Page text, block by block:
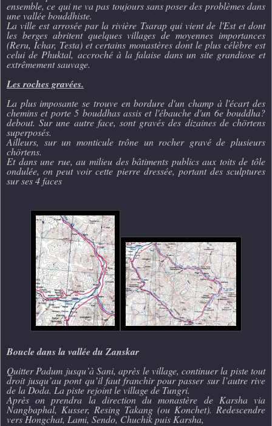
ensemble, ce qui ne va pas toujours sans poser des problèmes dans
une vallée bouddhiste.
La ville est arrosée par la rivière Tsarap qui vient de l'Est et dont
les berges abritent quelques villages de moyennes importances
(Reru, Ichar, Testa) et certains monastères dont le plus célèbre est
celui de Phuktal, accroché à la falaise dans un site grandiose et
extrêmement sauvage.
Les roches gravées.
La plus imposante se trouve en bordure d'un champ à l'écart des
chemins et porte 5 bouddhas assis et l'ébauche d'un 6e bouddha?
debout. Sur une autre face, sont gravés des dizaines de chörtens
superposés.
Ailleurs, sur un monticule trône un rocher gravé de plusieurs
chörtens.
Et dans une rue, au milieu des bâtiments publics aux toits de tôle
ondulée, on peut voir cette pierre dressée, portant des sculptures
sur ses 4 faces
Boucle dans la vallée du Zanskar
Quitter Padum jusqu’à Sani, après le village, continuer la piste tout
droit jusqu’au pont qu’il faut franchir pour passer sur l’autre rive
de la Doda. La piste rejoint le village de Tungri.
Après on prendra la direction du monastère de Karsha via
Nangbaphal, Kusser, Resing Takang (ou Konchet). Redescendre
vers Hongchat, Lami, Sendo, Chuchik puis Karsha,